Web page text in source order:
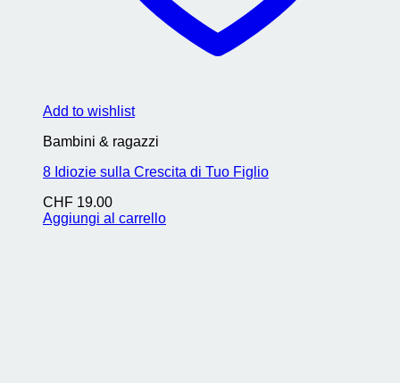
Add to wishlist
Bambini & ragazzi
8 Idiozie sulla Crescita di Tuo Figlio
CHF 19.00
Aggiungi al carrello